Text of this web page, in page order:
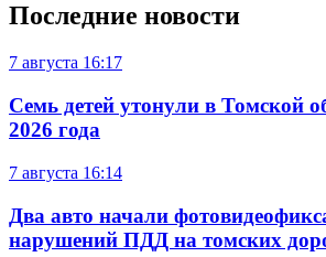
Последние новости
7 августа 16:17
Семь детей утонули в Томской
2026 года
7 августа 16:14
Два авто начали
нарушений ПДД на томских